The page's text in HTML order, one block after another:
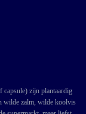
capsule) zijn plantaardig
wilde zalm, wilde koolvis